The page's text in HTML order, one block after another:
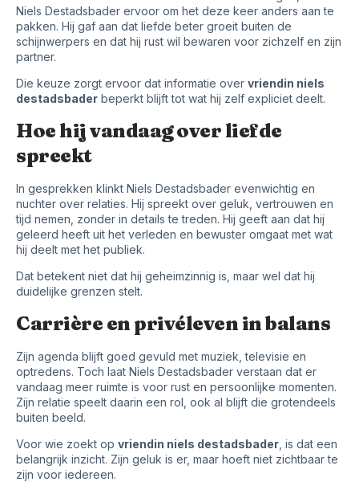
Niels Destadsbader ervoor om het deze keer anders aan te
pakken. Hij gaf aan dat liefde beter groeit buiten de
schijnwerpers en dat hij rust wil bewaren voor zichzelf en zijn
partner.
Die keuze zorgt ervoor dat informatie over vriendin niels
destadsbader beperkt blijft tot wat hij zelf expliciet deelt.
Hoe hij vandaag over liefde
spreekt
In gesprekken klinkt Niels Destadsbader evenwichtig en
nuchter over relaties. Hij spreekt over geluk, vertrouwen en
tijd nemen, zonder in details te treden. Hij geeft aan dat hij
geleerd heeft uit het verleden en bewuster omgaat met wat
hij deelt met het publiek.
Dat betekent niet dat hij geheimzinnig is, maar wel dat hij
duidelijke grenzen stelt.
Carrière en privéleven in balans
Zijn agenda blijft goed gevuld met muziek, televisie en
optredens. Toch laat Niels Destadsbader verstaan dat er
vandaag meer ruimte is voor rust en persoonlijke momenten.
Zijn relatie speelt daarin een rol, ook al blijft die grotendeels
buiten beeld.
Voor wie zoekt op vriendin niels destadsbader , is dat een
belangrijk inzicht. Zijn geluk is er, maar hoeft niet zichtbaar te
zijn voor iedereen.